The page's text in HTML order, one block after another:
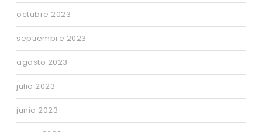
octubre 2023
septiembre 2023
agosto 2023
julio 2023
junio 2023